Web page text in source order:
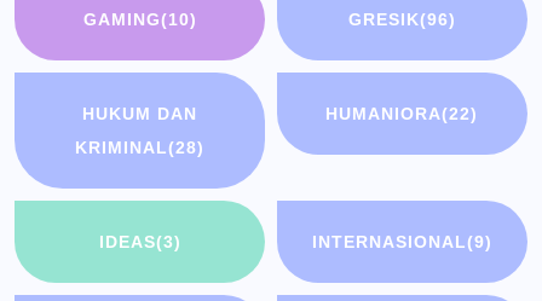
GAMING(10) GRESIK(96)
HUKUM DAN
KRIMINAL(28)
HUMANIORA(22)
IDEAS(3) INTERNASIONAL(9)